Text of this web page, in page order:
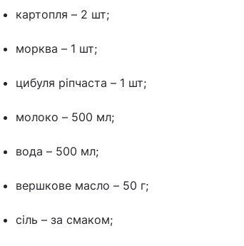
картопля – 2 шт;
морква – 1 шт;
цибуля ріпчаста – 1 шт;
молоко – 500 мл;
вода – 500 мл;
вершкове масло – 50 г;
сіль – за смаком;